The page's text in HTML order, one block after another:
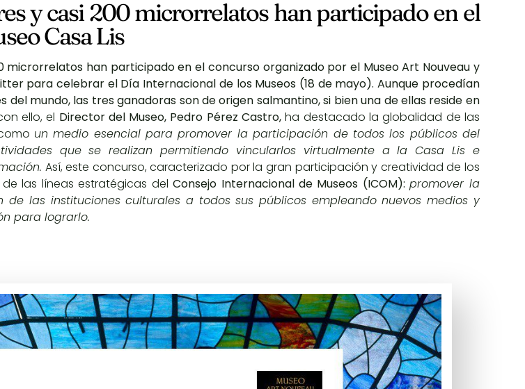
y casi 200 microrrelatos han participado en el
Casa Lis
microrrelatos han participado en el concurso organizado por el Museo Art Nouveau y
para celebrar el Día Internacional de los Museos (18 de mayo). Aunque procedían
del mundo, las tres ganadoras son de origen salmantino, si bien una de ellas reside en
ello, el Director del Museo, Pedro Pérez Castro,ha destacado la globalidad de las
un medio esencial para promover la participación de todos los públicos del
que se realizan permitiendo vincularlos virtualmente a la Casa Lis e
Así, este concurso, caracterizado por la gran participación y creatividad de los
las líneas estratégicas delConsejo Internacional de Museos (ICOM): promover la
las instituciones culturales a todos sus públicos empleando nuevos medios y
para lograrlo.